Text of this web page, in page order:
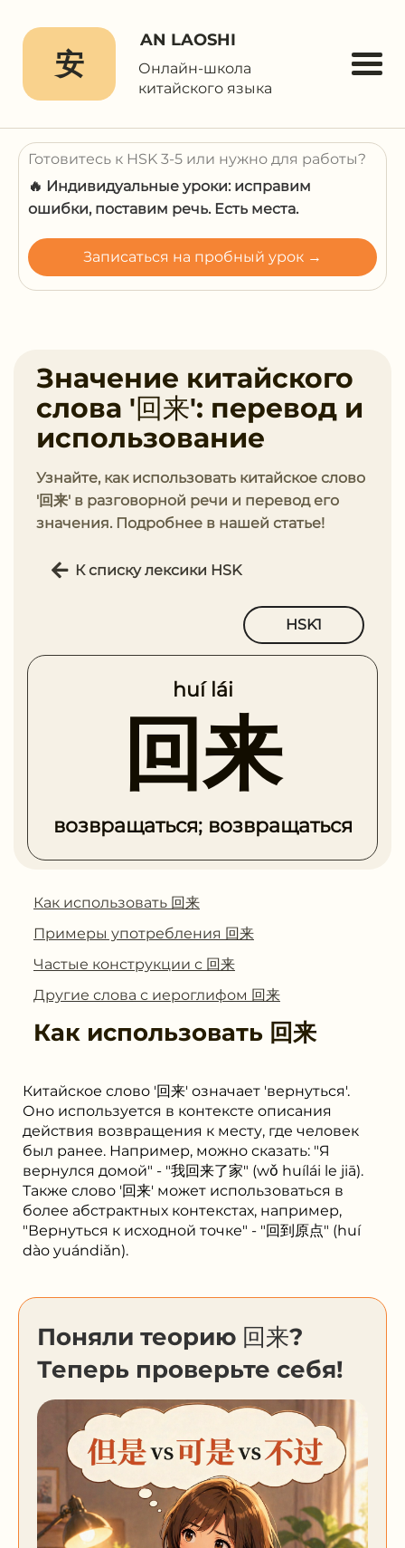
安
AN LAOSHI
Онлайн-школа
китайского языка
Готовитесь к HSK 3-5 или нужно для работы?
🔥 Индивидуальные уроки: исправим
ошибки, поставим речь. Есть места.
Записаться на пробный урок →
Значение китайского
слова '回来': перевод и
использование
Узнайте, как использовать китайское слово
'回来' в разговорной речи и перевод его
значения. Подробнее в нашей статье!
К списку лексики HSK
HSK1
huí lái
回来
возвращаться; возвращаться
Как использовать 回来
Примеры употребления 回来
Частые конструкции с 回来
Другие слова с иероглифом 回来
Как использовать 回来
Китайское слово '回来' означает 'вернуться'.
Оно используется в контексте описания
действия возвращения к месту, где человек
был ранее. Например, можно сказать: "Я
вернулся домой" - "我回来了家" (wǒ huílái le jiā).
Также слово '回来' может использоваться в
более абстрактных контекстах, например,
"Вернуться к исходной точке" - "回到原点" (huí
dào yuándiǎn).
Поняли теорию 回来?
Теперь проверьте себя!